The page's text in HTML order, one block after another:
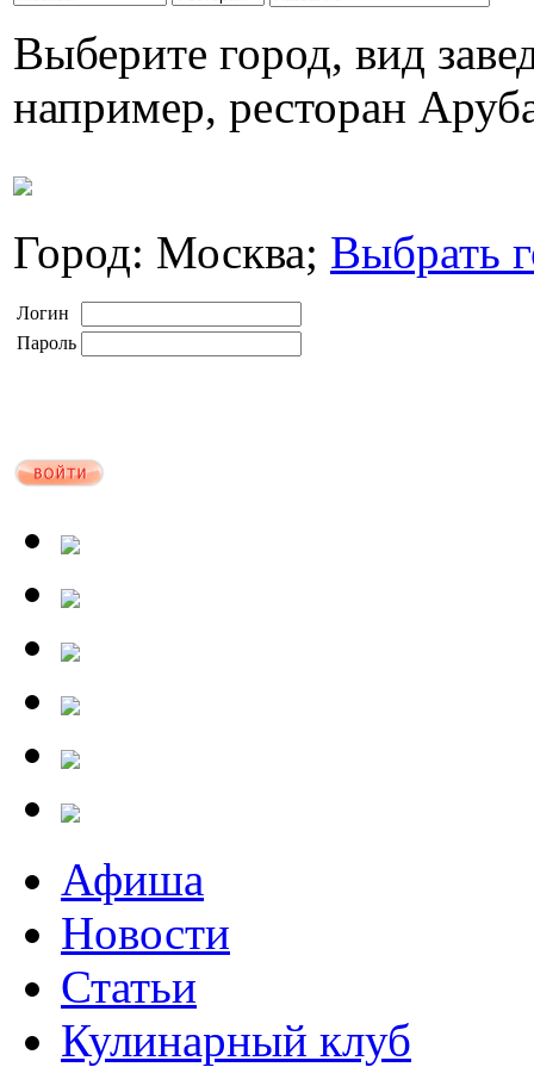
Выберите город, вид
например, ресторан
Город: Москва; Выбрать
Логин
Пароль
Афиша
Новости
Статьи
Кулинарный клуб